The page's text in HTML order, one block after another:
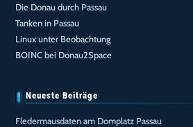
Die Donau durch Passau
Tanken in Passau
Linux unter Beobachtung
BOINC bei Donau2Space
Neueste Beiträge
Fledermausdaten am Domplatz Passau